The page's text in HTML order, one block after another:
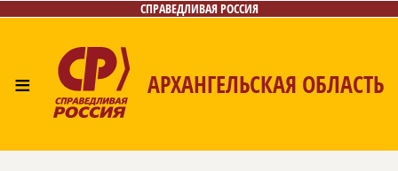
СПРАВЕДЛИВАЯ РОССИЯ
≡ АРХАНГЕЛЬСКАЯ ОБЛАСТЬ